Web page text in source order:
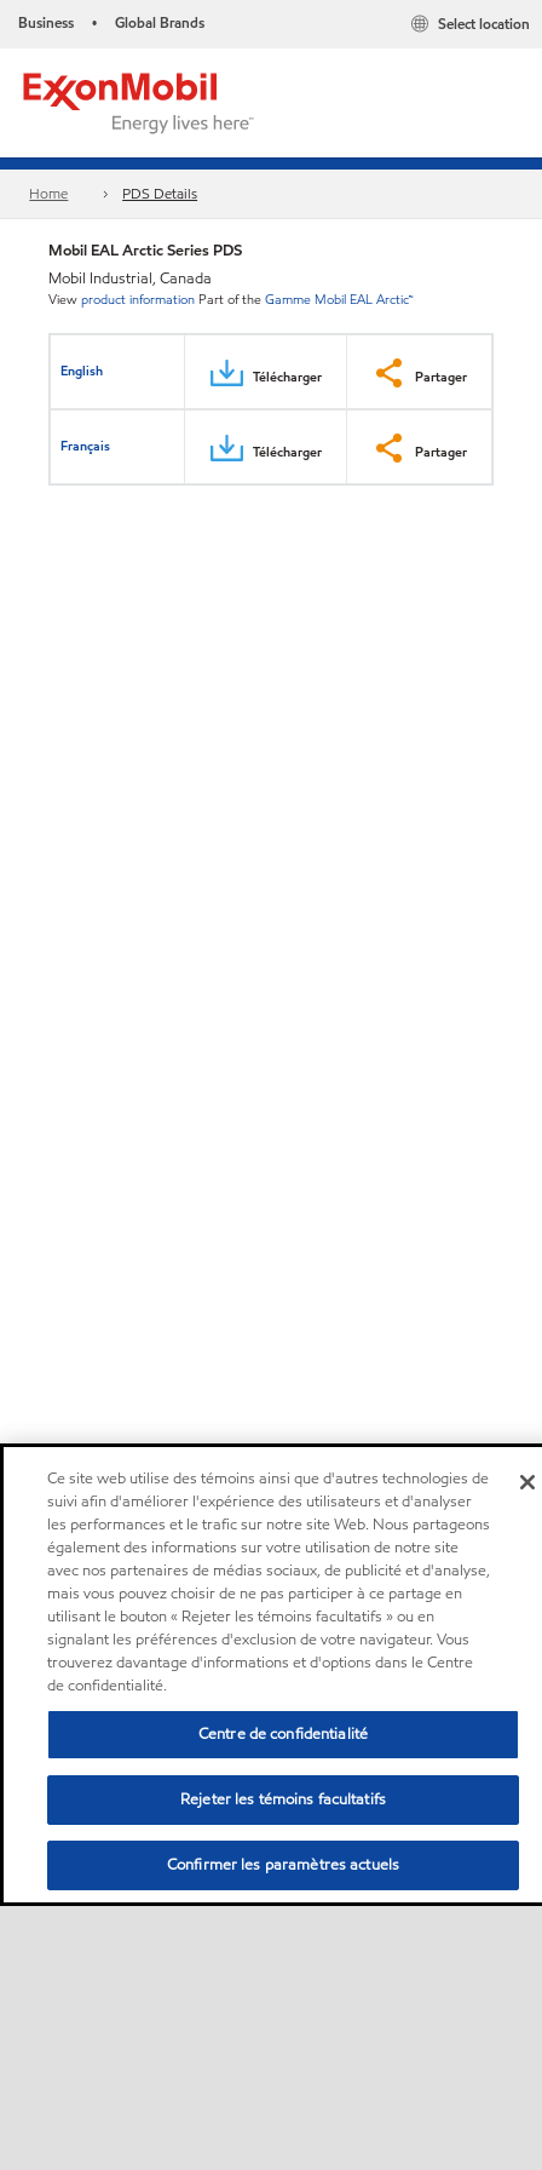
Business • Global Brands Select location
Home PDS Details
Mobil EAL Arctic Series PDS
Mobil Industrial, Canada
Viewproduct information Part of theGamme Mobil EAL Arctic™
English Télécharger Partager
Français Télécharger Partager
Ce site web utilise des témoins ainsi que d'autres technologies de
suivi afin d'améliorer l'expérience des utilisateurs et d'analyser
les performances et le trafic sur notre site Web. Nous partageons
également des informations sur votre utilisation de notre site
avec nos partenaires de médias sociaux, de publicité et d'analyse,
mais vous pouvez choisir de ne pas participer à ce partage en
utilisant le bouton « Rejeter les témoins facultatifs » ou en
signalant les préférences d'exclusion de votre navigateur. Vous
trouverez davantage d'informations et d'options dans le Centre
de confidentialité.
Centre de confidentialité
Rejeter les témoins facultatifs
Confirmer les paramètres actuels